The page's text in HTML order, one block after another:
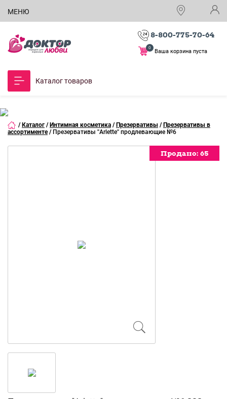
МЕНЮ
8-800-775-70-64
Ваша корзина пуста
0
Каталог товаров
/ Каталог / Интимная косметика / Презервативы / Презервативы в
ассортименте / Презервативы ''Arlette'' продлевающие №6
Продано: 65